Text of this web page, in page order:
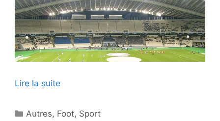
Lire la suite
Catégories
Autres, Foot, Sport